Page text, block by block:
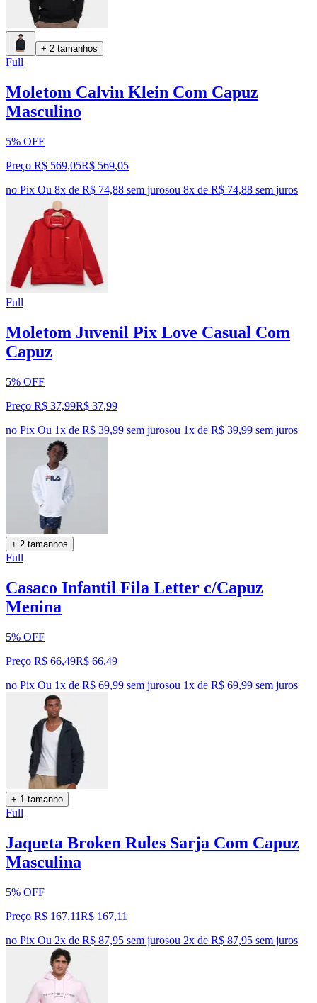
+ 2 tamanhos
Full
Moletom Calvin Klein Com Capuz
Masculino
5% OFF
Preço R$ 569,05R$ 569,05
no Pix Ou 8x de R$ 74,88 sem jurosou 8x de R$ 74,88 sem juros
Full
Moletom Juvenil Pix Love Casual Com
Capuz
5% OFF
Preço R$ 37,99R$ 37,99
no Pix Ou 1x de R$ 39,99 sem jurosou 1x de R$ 39,99 sem juros
+ 2 tamanhos
Full
Casaco Infantil Fila Letter c/Capuz
Menina
5% OFF
Preço R$ 66,49R$ 66,49
no Pix Ou 1x de R$ 69,99 sem jurosou 1x de R$ 69,99 sem juros
+ 1 tamanho
Full
Jaqueta Broken Rules Sarja Com Capuz
Masculina
5% OFF
Preço R$ 167,11R$ 167,11
no Pix Ou 2x de R$ 87,95 sem jurosou 2x de R$ 87,95 sem juros